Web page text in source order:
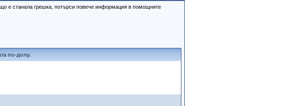
е станала грешка, потърси повече информация в помощните
по-долу.